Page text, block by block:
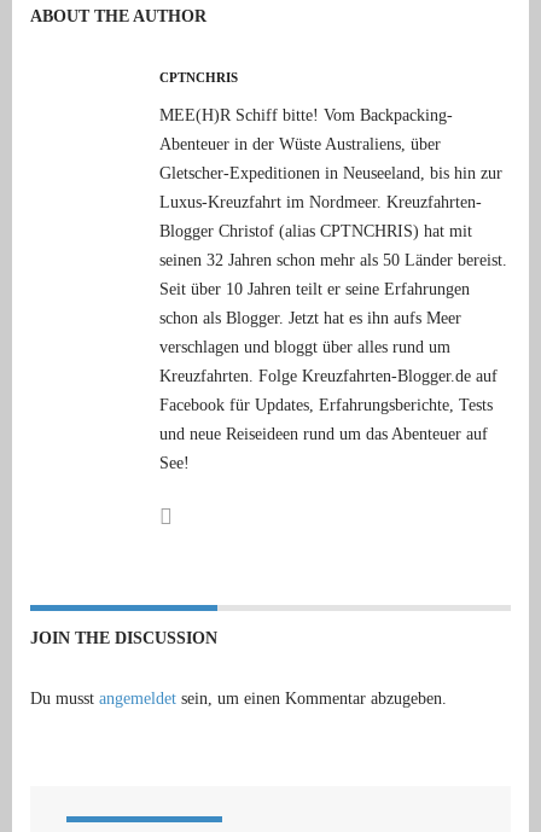
ABOUT THE AUTHOR
CPTNCHRIS
MEE(H)R Schiff bitte! Vom Backpacking-
Abenteuer in der Wüste Australiens, über
Gletscher-Expeditionen in Neuseeland, bis hin zur
Luxus-Kreuzfahrt im Nordmeer. Kreuzfahrten-
Blogger Christof (alias CPTNCHRIS) hat mit
seinen 32 Jahren schon mehr als 50 Länder bereist.
Seit über 10 Jahren teilt er seine Erfahrungen
schon als Blogger. Jetzt hat es ihn aufs Meer
verschlagen und bloggt über alles rund um
Kreuzfahrten. Folge Kreuzfahrten-Blogger.de auf
Facebook für Updates, Erfahrungsberichte, Tests
und neue Reiseideen rund um das Abenteuer auf
See!
JOIN THE DISCUSSION
Du musst angemeldet sein, um einen Kommentar abzugeben.